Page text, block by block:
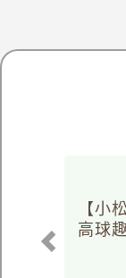
【小
高球